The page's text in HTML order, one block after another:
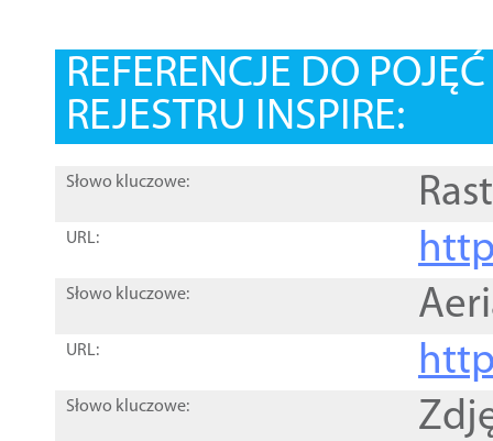
REFERENCJE DO
REJESTRU INSPIRE:
Słowo kluczowe:
URL:
Słowo kluczowe:
URL:
Słowo kluczowe: